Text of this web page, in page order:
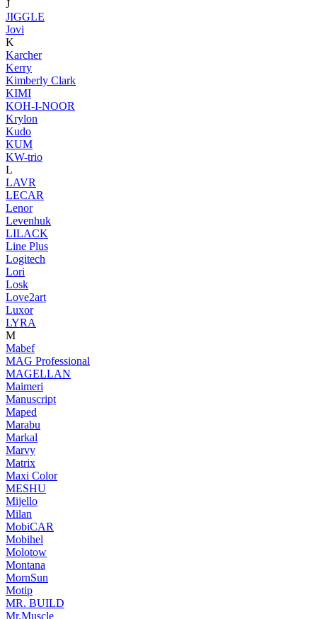
J
JIGGLE
Jovi
K
Karcher
Kerry
Kimberly Clark
KIMI
KOH-I-NOOR
Krylon
Kudo
KUM
KW-trio
L
LAVR
LECAR
Lenor
Levenhuk
LILACK
Line Plus
Logitech
Lori
Losk
Love2art
Luxor
LYRA
M
Mabef
MAG Professional
MAGELLAN
Maimeri
Manuscript
Maped
Marabu
Markal
Marvy
Matrix
Maxi Color
MESHU
Mijello
Milan
MobiCAR
Mobihel
Molotow
Montana
MornSun
Motip
MR. BUILD
Mr.Muscle